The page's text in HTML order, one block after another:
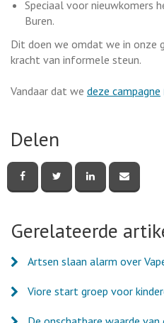
Speciaal voor nieuwkomers
Buren.
Dit doen we omdat we in onze
kracht van informele steun.
Vandaar dat we deze campagne
Delen
deze
pagina
deze
pagina
deze
pagina
deze
pagina
mail
Gerelateerde
Artsen slaan alarm over
Viore start groep voor